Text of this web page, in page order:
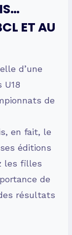
ET AU
d’une
U18
de
en fait, le
éditions
les filles
de
résultats